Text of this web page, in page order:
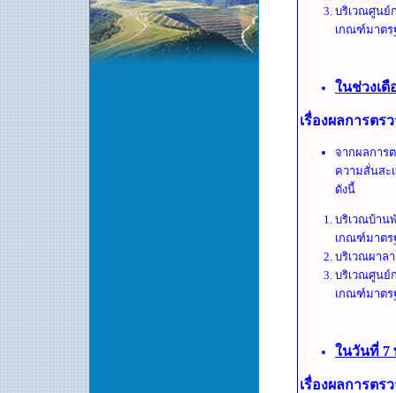
บริเวณศูนย์
เกณฑ์มาตร
ในช่วงเ
เรื่องผลการตร
จากผลการ
ความสั่นสะ
ดังนี้
บริเวณบ้าน
เกณฑ์มาตร
บริเวณผาล
บริเวณศูนย์
เกณฑ์มาตร
ในวันที่ 7
เรื่องผลการตร